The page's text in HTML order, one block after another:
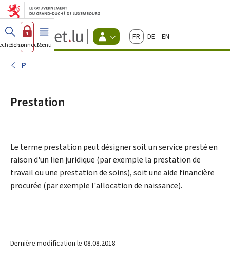
Aller au menu principal
Aller au contenu
Guichet.lu
Changer
d'espace
FrançaisDeutschEnglish
Se connecterMenu principal
P
Prestation
Le terme prestation peut désigner soit un service presté en
raison d'un lien juridique (par exemple la prestation de
travail ou une prestation de soins), soit une aide financière
procurée (par exemple l'allocation de naissance).
Dernière modification le 08.08.2018